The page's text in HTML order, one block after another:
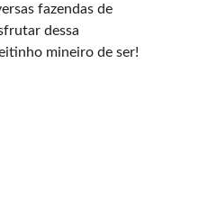
fazendas de
dessa
mineiro de ser!